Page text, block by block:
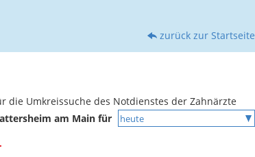
zurück zur Startseite
die Umkreissuche des Notdienstes der Zahnärzte
am Main für